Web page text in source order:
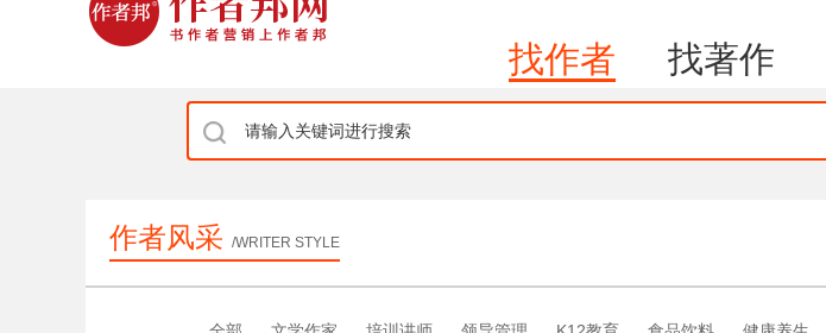
找作者 找著作
作者风采 /WRITER STYLE